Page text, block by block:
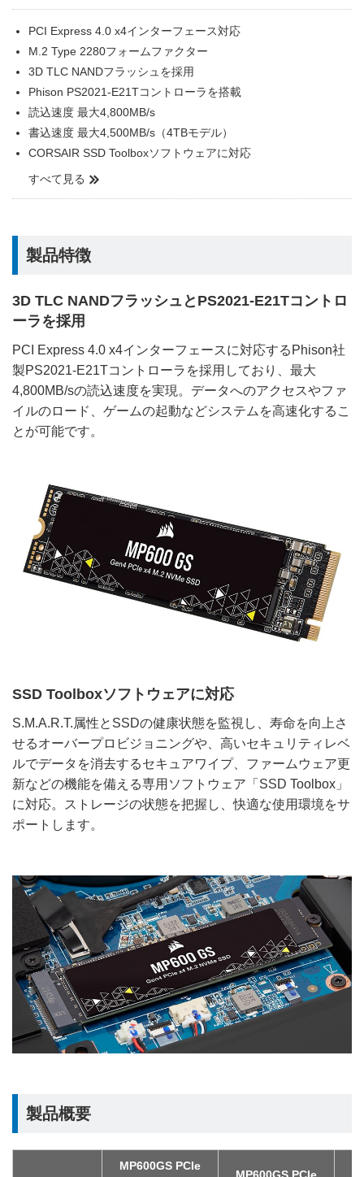
PCI Express 4.0 x4インターフェース対応
M.2 Type 2280フォームファクター
3D TLC NANDフラッシュを採用
Phison PS2021-E21Tコントローラを搭載
読込速度 最大4,800MB/s
書込速度 最大4,500MB/s（4TBモデル）
CORSAIR SSD Toolboxソフトウェアに対応
すべて見る
製品特徴
3D TLC NANDフラッシュとPS2021-E21Tコントロ
ーラを採用
PCI Express 4.0 x4インターフェースに対応するPhison社
製PS2021-E21Tコントローラを採用しており、最大
4,800MB/sの読込速度を実現。データへのアクセスやファ
イルのロード、ゲームの起動などシステムを高速化するこ
とが可能です。
SSD Toolboxソフトウェアに対応
S.M.A.R.T.属性とSSDの健康状態を監視し、寿命を向上さ
せるオーバープロビジョニングや、高いセキュリティレベ
ルでデータを消去するセキュアワイプ、ファームウェア更
新などの機能を備える専用ソフトウェア「SSD Toolbox」
に対応。ストレージの状態を把握し、快適な使用環境をサ
ポートします。
製品概要
MP600GS PCIe